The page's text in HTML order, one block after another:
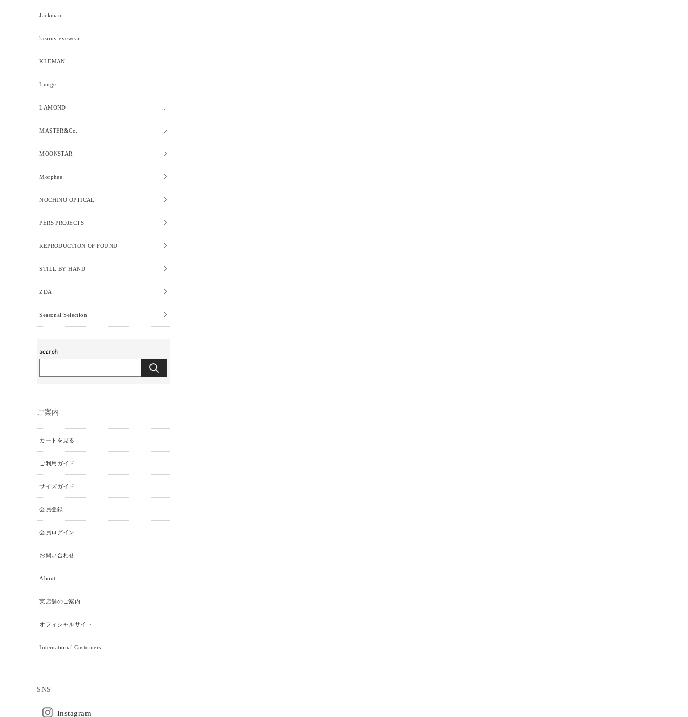
Jackman
kearny eyewear
KLEMAN
Lunge
LAMOND
MASTER&Co.
MOONSTAR
Morphee
NOCHINO OPTICAL
PERS PROJECTS
REPRODUCTION OF FOUND
STILL BY HAND
ZDA
Seasonal Selection
ご案内
カートを見る
ご利用ガイド
サイズガイド
会員登録
会員ログイン
お問い合わせ
About
実店舗のご案内
オフィシャルサイト
International Customers
SNS
Instagram